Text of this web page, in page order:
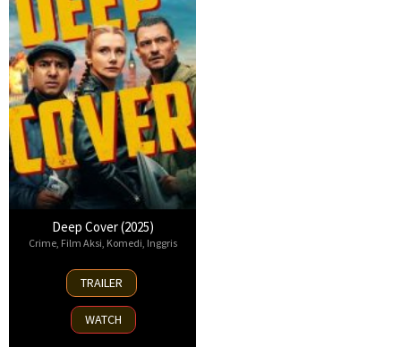
Deep Cover (2025)
Crime, Film Aksi Komedi Inggris
4
Jun
2025
TRAILER
WATCH